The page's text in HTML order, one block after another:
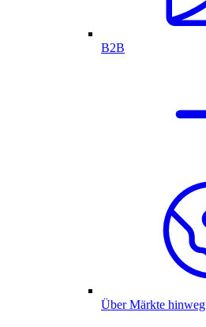
B2B
Über Märkte hinweg